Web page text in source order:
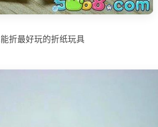
折最好玩的折纸玩具